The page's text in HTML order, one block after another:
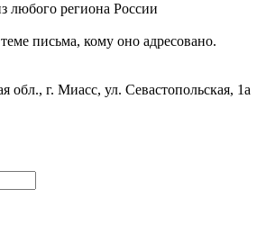
любого региона России
письма, кому оно адресовано.
обл., г. Миасс, ул. Севастопольская, 1а